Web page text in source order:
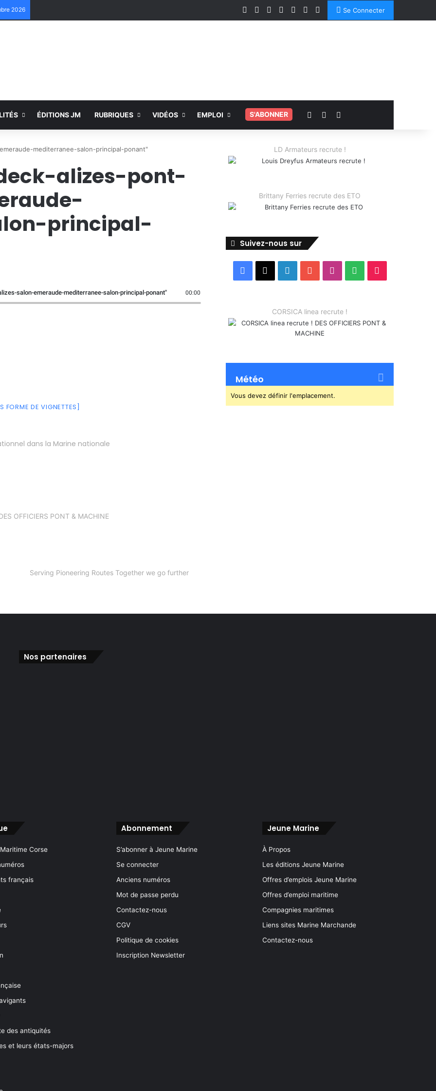
2026 FacebookLinkedinYouTubeInstagram
SpotifyTikTokSe Connecter
ÉDITIONS JM RUBRIQUES VIDÉOS EMPLOI S'ABONNER Voir votre panier
Switch skin
mediterranee-salon-principal-ponant"
alizes-pont-
principal-
salon-emeraude-mediterranee-salon-principal-ponant" 00:00
FORME DE VIGNETTES]
dans la Marine nationale
OFFICIERS PONT & MACHINE
LD Armateurs recrute !
Brittany Ferries recrute des ETO
Suivez-nous sur
Facebook LinkedinYouTubeInstagram
Spotify
CORSICA linea recrute !
Météo
Vous devez définir l'emplacement.
Serving Pioneering Routes Together we go further
Nos partenaires
Corse
français
des antiquités
et leurs états-majors
Abonnement
S’abonner à Jeune Marine
Se connecter
Anciens numéros
Mot de passe perdu
Contactez-nous
CGV
Politique de cookies
Inscription Newsletter
Jeune Marine
À Propos
Les éditions Jeune Marine
Offres d’emplois Jeune Marine
Offres d’emploi maritime
Compagnies maritimes
Liens sites Marine Marchande
Contactez-nous